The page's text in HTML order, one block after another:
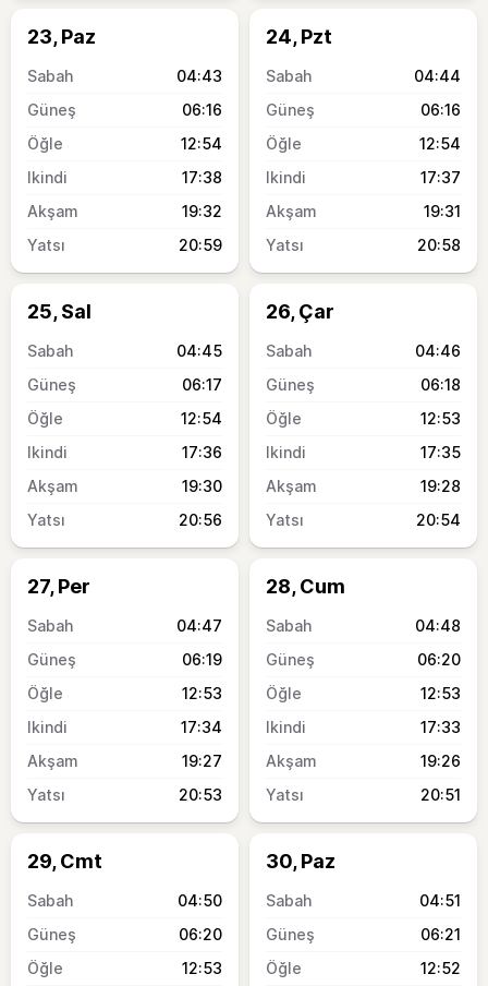
23, Paz
04:43
06:16
12:54
17:38
19:32
20:59
24, Pzt
04:44
06:16
12:54
17:37
19:31
20:58
25, Sal
04:45
06:17
12:54
17:36
19:30
20:56
26, Çar
04:46
06:18
12:53
17:35
19:28
20:54
27, Per
04:47
06:19
12:53
17:34
19:27
20:53
28, Cum
04:48
06:20
12:53
17:33
19:26
20:51
29, Cmt
04:50
06:20
12:53
30, Paz
04:51
06:21
12:52